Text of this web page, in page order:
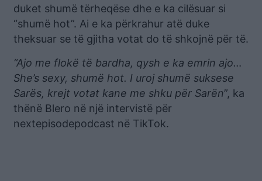
duket shumë tërheqëse dhe e ka cilësuar si
“shumë hot”. Ai e ka përkrahur atë duke
theksuar se të gjitha votat do të shkojnë për të.
“Ajo me flokë të bardha, qysh e ka emrin ajo…
She’s sexy, shumë hot. I uroj shumë suksese
Sarës, krejt votat kane me shku për Sarën”, ka
thënë Blero në një intervistë për
nextepisodepodcast në TikTok.